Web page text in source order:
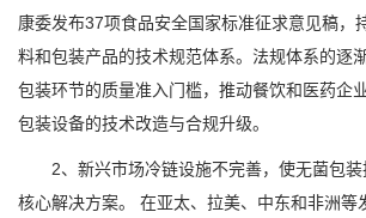
康委发布37项食品安全国家标准征求意见稿，
料和包装产品的技术规范体系。法规体系的逐
包装环节的质量准入门槛，推动餐饮和医药企
包装设备的技术改造与合规升级。
2、新兴市场冷链设施不完善，使无菌包装
核心解决方案。 在亚太、拉美、中东和非洲等